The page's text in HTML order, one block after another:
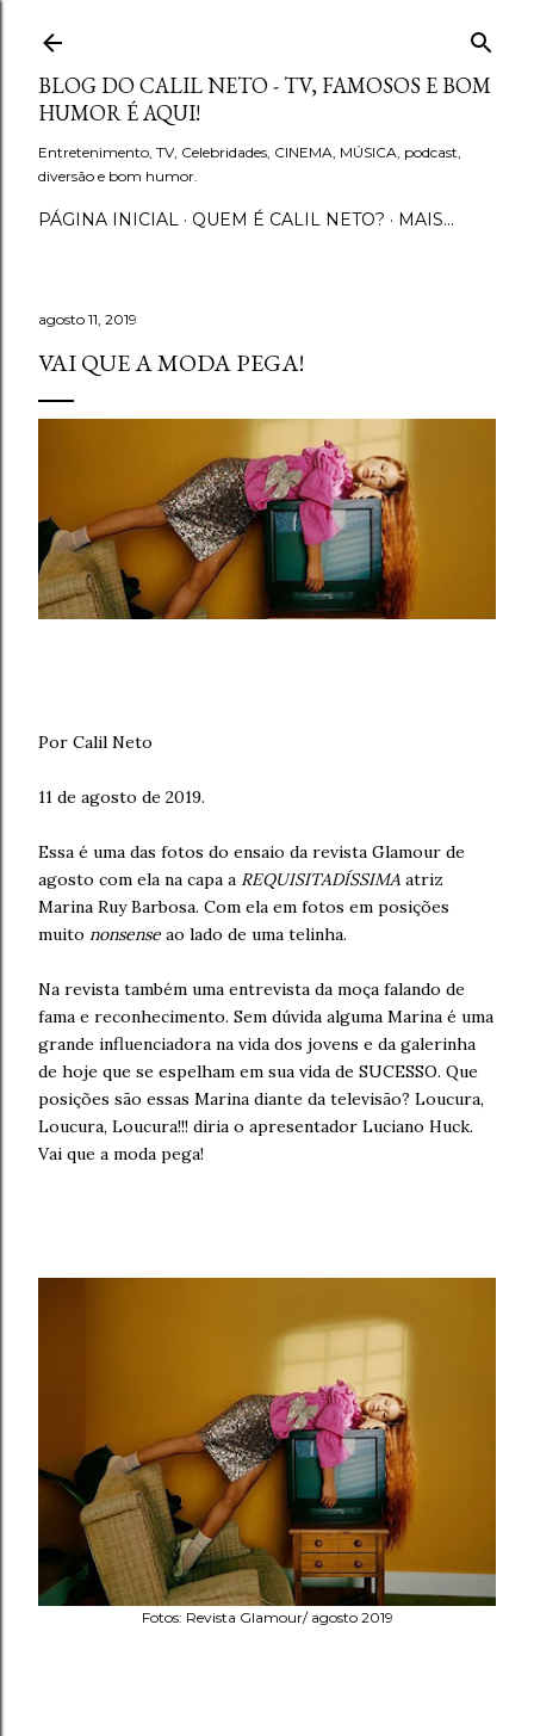
Pular para o conteúdo principal
BLOG DO CALIL NETO - TV, FAMOSOS E BOM
HUMOR É AQUI!
Entretenimento, TV, Celebridades, CINEMA, MÚSICA, podcast,
diversão e bom humor.
PÁGINA INICIAL QUEM É CALIL NETO? MAIS…
agosto 11, 2019
VAI QUE A MODA PEGA!
Por Calil Neto
11 de agosto de 2019.
Essa é uma das fotos do ensaio da revista Glamour de
agosto com ela na capa a REQUISITADÍSSIMA atriz
Marina Ruy Barbosa. Com ela em fotos em posições
muito nonsense ao lado de uma telinha.
Na revista também uma entrevista da moça falando de
fama e reconhecimento. Sem dúvida alguma Marina é uma
grande influenciadora na vida dos jovens e da galerinha
de hoje que se espelham em sua vida de SUCESSO. Que
posições são essas Marina diante da televisão? Loucura,
Loucura, Loucura!!! diria o apresentador Luciano Huck.
Vai que a moda pega!
Fotos: Revista Glamour/ agosto 2019